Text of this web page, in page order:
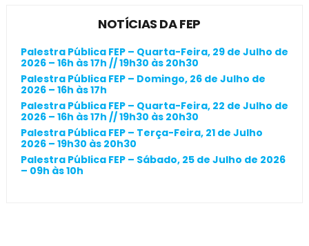
NOTÍCIAS DA FEP
Palestra Pública FEP – Quarta-Feira, 29 de Julho de
2026 – 16h às 17h // 19h30 às 20h30
Palestra Pública FEP – Domingo, 26 de Julho de
2026 – 16h às 17h
Palestra Pública FEP – Quarta-Feira, 22 de Julho de
2026 – 16h às 17h // 19h30 às 20h30
Palestra Pública FEP – Terça-Feira, 21 de Julho
2026 – 19h30 às 20h30
Palestra Pública FEP – Sábado, 25 de Julho de 2026
– 09h às 10h